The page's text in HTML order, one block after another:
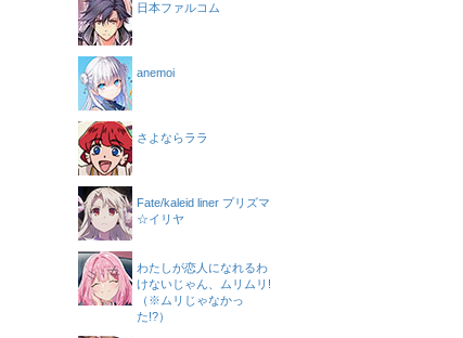
日本ファルコム
anemoi
さよならララ
Fate/kaleid liner プリズマ
☆イリヤ
わたしが恋人になれるわ
けないじゃん、ムリムリ!
（※ムリじゃなかっ
た!?）